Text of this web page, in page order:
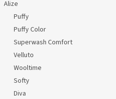
Alize
Puffy
Puffy Color
Superwash Comfort
Velluto
Wooltime
Softy
Diva